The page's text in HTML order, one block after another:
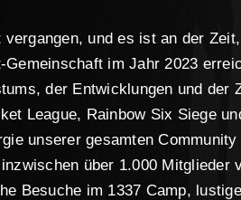
und es ist an der
im Jahr 2023
der Entwicklungen und der
League, Rainbow Six Siege
unserer gesamten
über 1.000 Mitglieder
Besuche im 1337 Camp,